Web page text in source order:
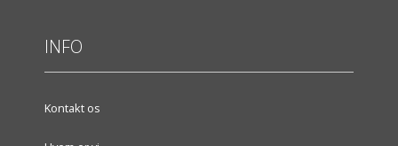
INFO
Kontakt os